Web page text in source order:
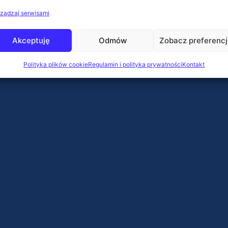
serwisami
Akceptuję Odmów Zobacz
Polityka plików cookieRegulamin i polityka prywatnościKontakt